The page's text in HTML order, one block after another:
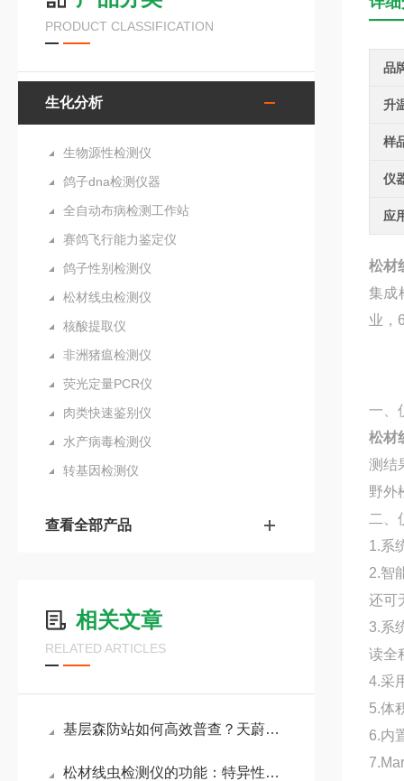
PRODUCT CLASSIFICATION
生化分析
生物源性检测仪
鸽子dna检测仪器
全自动布病检测工作站
赛鸽飞行能力鉴定仪
鸽子性别检测仪
松材线虫检测仪
核酸提取仪
非洲猪瘟检测仪
荧光定量PCR仪
肉类快速鉴别仪
水产病毒检测仪
转基因检测仪
查看全部产品
相关文章
RELATED ARTICLES
基层森防站如何高效普查？天蔚环境松材线虫检测设备让野外快检更简单
松材线虫检测仪的功能：特异性设计排除其他线虫或生物的干扰，减少误判风险
品
升
样
仪
应
松材
集成
业，
一、
松材
测结
野外
二、
1.系
2.智
还可
3.系
读全
4.采
5.体
6.内